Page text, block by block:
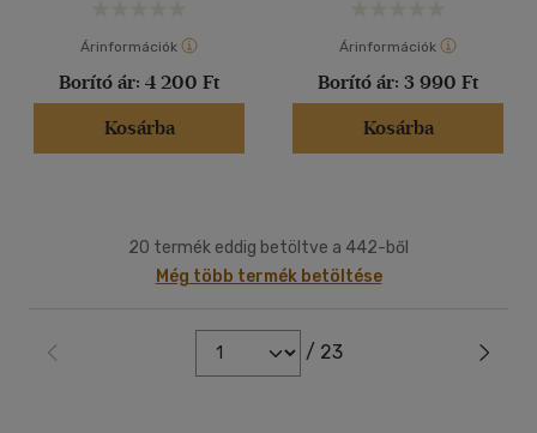
Árinformációk
Borító ár: 4 200 Ft
Kosárba
Árinformációk
Borító ár: 3 990 Ft
Kosárba
20 termék eddig betöltve a 442-ből
Még több termék betöltése
/ 23